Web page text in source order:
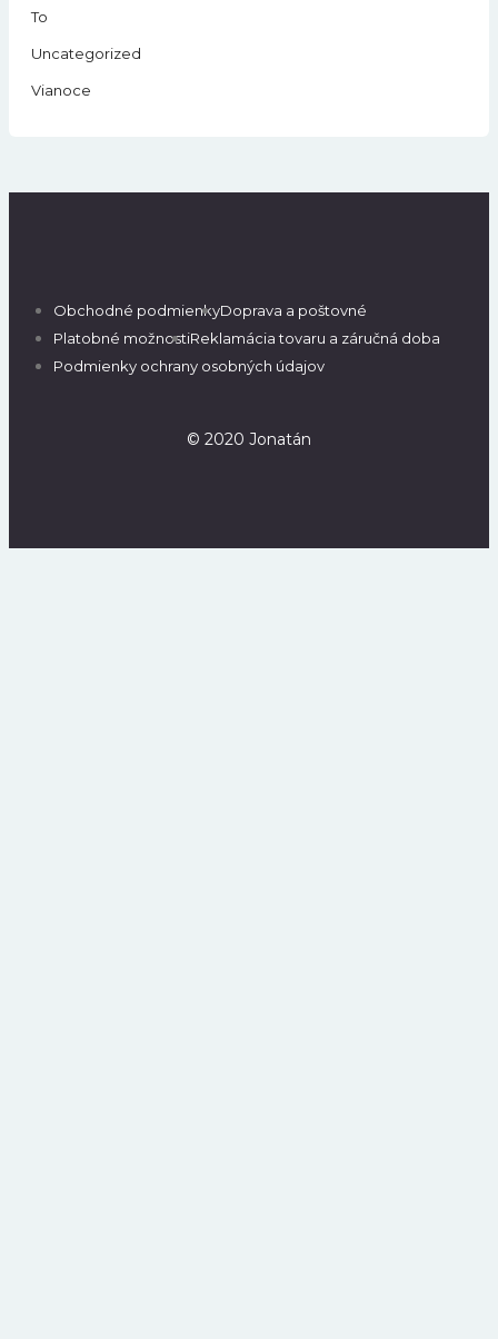
To
Uncategorized
Vianoce
Obchodné podmienkyDoprava a poštovné
Platobné možnostiReklamácia tovaru a záručná doba
Podmienky ochrany osobných údajov
© 2020 Jonatán